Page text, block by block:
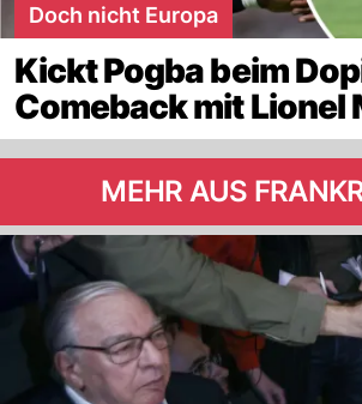
Doch nicht Europa
Kickt Pogba beim
Comeback mit Lionel
MEHR AUS